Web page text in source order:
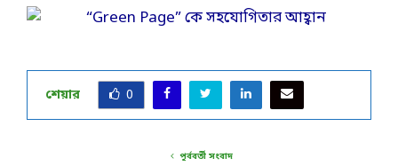
শেয়ার 0
পূর্ববর্তী সংবাদ